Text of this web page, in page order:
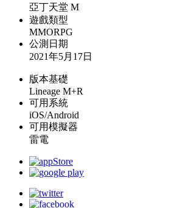
亞丁天堂 M
遊戲類型
MMORPG
公測日期
2021年5月17日
版本基礎
Lineage M+R
可用系統
iOS/Android
可用模擬器
雷電